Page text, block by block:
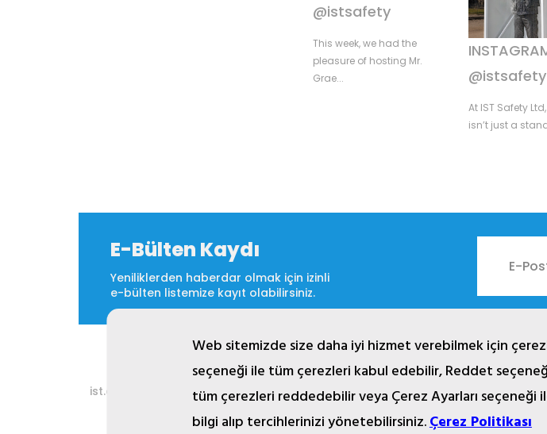
Web sitemizde size daha iyi hizmet verebilmek için
seçeneği ile tüm çerezleri kabul edebilir, Reddet
tüm çerezleri reddedebilir veya Çerez Ayarları seçeneği
bilgi alıp tercihlerinizi yönetebilirsiniz.Çerez Politikası
@istsafety
This week, we had the
pleasure of hosting Mr.
Grae...
@istsafety
At IST Safety
isn’t just a
E-Bülten Kaydı
Yeniliklerden haberdar olmak için izinli
e-bülten listemize kayıt olabilirsiniz.
2024 © Copyright İST İşçi
ist.com.tr internet sitesinde yer alan bütün görsel, yazı, çizim, animasyon ve
Her Hakkı